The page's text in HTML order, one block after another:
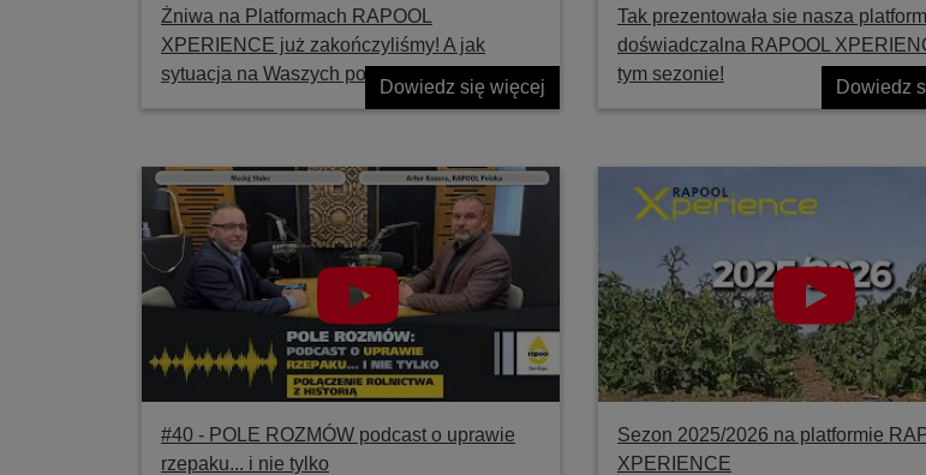
Żniwa na Platformach RAPOOL
XPERIENCE już zakończyliśmy! A jak
sytuacja na Waszych polach?
Dowiedz się więcej
Tak prezentowała sie nasza
doświadczalna RAPOOL
tym sezonie!
Dowiedz
#40 ‐ POLE ROZMÓW podcast o uprawie
rzepaku... i nie tylko
Sezon 2025/2026 na platformie
XPERIENCE